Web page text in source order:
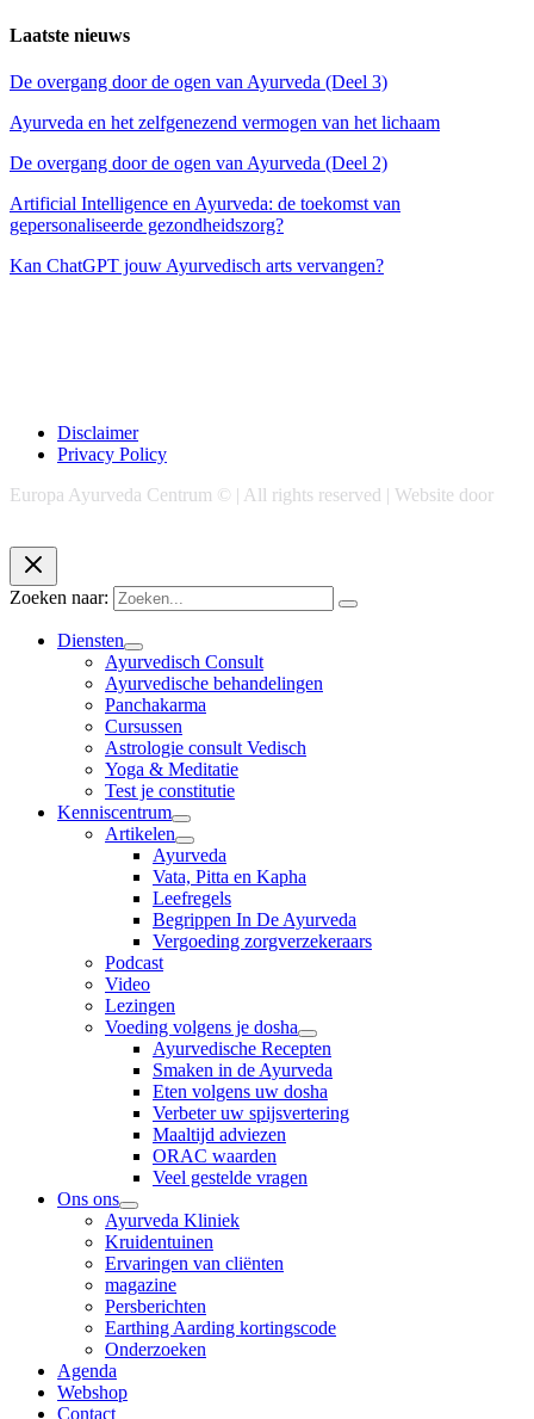
Laatste nieuws
De overgang door de ogen van Ayurveda (Deel 3)
Ayurveda en het zelfgenezend vermogen van het lichaam
De overgang door de ogen van Ayurveda (Deel 2)
Artificial Intelligence en Ayurveda: de toekomst van
gepersonaliseerde gezondheidszorg?
Kan ChatGPT jouw Ayurvedisch arts vervangen?
Disclaimer
Privacy Policy
Europa Ayurveda Centrum © | All rights reserved | Website door
Zoeken naar:
Diensten
Ayurvedisch Consult
Ayurvedische behandelingen
Panchakarma
Cursussen
Astrologie consult Vedisch
Yoga & Meditatie
Test je constitutie
Kenniscentrum
Artikelen
Ayurveda
Vata, Pitta en Kapha
Leefregels
Begrippen In De Ayurveda
Vergoeding zorgverzekeraars
Podcast
Video
Lezingen
Voeding volgens je dosha
Ayurvedische Recepten
Smaken in de Ayurveda
Eten volgens uw dosha
Verbeter uw spijsvertering
Maaltijd adviezen
ORAC waarden
Veel gestelde vragen
Ons ons
Ayurveda Kliniek
Kruidentuinen
Ervaringen van cliënten
magazine
Persberichten
Earthing Aarding kortingscode
Onderzoeken
Agenda
Webshop
Contact